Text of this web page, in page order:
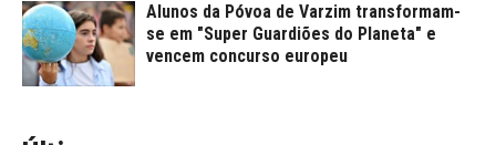
Alunos da Póvoa de Varzim transformam-
se em "Super Guardiões do Planeta" e
vencem concurso europeu